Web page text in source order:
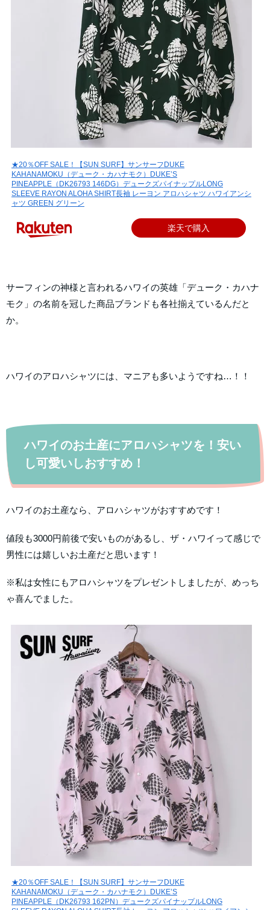
★20％OFF SALE！【SUN SURF】サンサーフDUKE
KAHANAMOKU（デューク・カハナモク）DUKE’S
PINEAPPLE（DK26793 146DG）デュークズパイナップルLONG
SLEEVE RAYON ALOHA SHIRT長袖 レーヨン アロハシャツ ハワイアンシ
ャツ GREEN グリーン
楽天で購入
サーフィンの神様と言われるハワイの英雄「デューク・カハナ
モク」の名前を冠した商品ブランドも各社揃えているんだと
か。
ハワイのアロハシャツには、マニアも多いようですね…！！
ハワイのお土産にアロハシャツを！安い
し可愛いしおすすめ！
ハワイのお土産なら、アロハシャツがおすすめです！
値段も3000円前後で安いものがあるし、ザ・ハワイって感じで
男性には嬉しいお土産だと思います！
※私は女性にもアロハシャツをプレゼントしましたが、めっち
ゃ喜んでました。
★20％OFF SALE！【SUN SURF】サンサーフDUKE
KAHANAMOKU（デューク・カハナモク）DUKE’S
PINEAPPLE（DK26793 162PN）デュークズパイナップルLONG